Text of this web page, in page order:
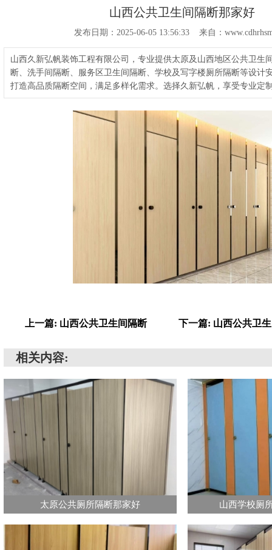
山西公共卫生间隔断那家好
发布日期：2025-06-05 13:56:33 来自：
山西久新弘帆装饰工程有限公司，专业提供太原及山西地区公共卫生
断、洗手间隔断、服务区卫生间隔断、学校及写字楼厕所隔断等设计
打造高品质隔断空间，满足多样化需求。选择久新弘帆，享受专业定
上一篇: 山西公共卫生间隔断 下一篇: 山西公共卫
相关内容:
太原公共厕所隔断那家好 山西学校厕